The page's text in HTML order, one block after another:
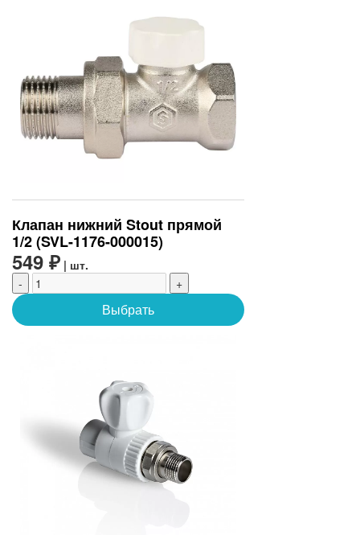
Клапан нижний Stout прямой
1/2 (SVL-1176-000015)
549 ₽ | шт.
-
+
Выбрать